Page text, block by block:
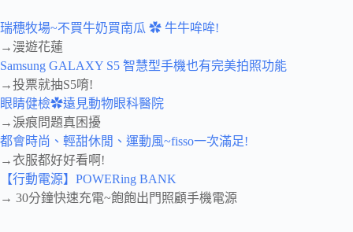
瑞穗牧場~不買牛奶買南瓜 ✿ 牛牛哞哞!
→漫遊花蓮
Samsung GALAXY S5 智慧型手機也有完美拍照功能
→投票就抽S5唷!
眼睛健檢✿遠見動物眼科醫院
→淚痕問題真困擾
都會時尚、輕甜休閒、運動風~fisso一次滿足!
→衣服都好好看啊!
【行動電源】POWERing BANK
→ 30分鐘快速充電~飽飽出門照顧手機電源